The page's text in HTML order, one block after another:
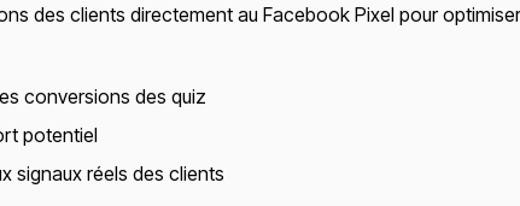
des clients directement au Facebook Pixel pour
conversions des quiz
potentiel
signaux réels des clients